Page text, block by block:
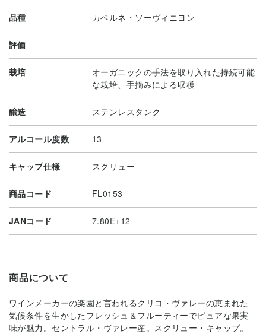
品種 カベルネ・ソーヴィニヨン
評価
栽培
オーガニックの手法を取り入れた持続可能
な栽培、手摘みによる収穫
醸造 ステンレスタンク
アルコール度数 13
キャップ仕様 スクリュー
商品コード FL0153
JANコード 7.80E+12
商品について
ワインメーカーの楽園と言われるクリコ・ヴァレーの恵まれた
気候条件を生かしたフレッシュ＆フルーティーでピュアな果実
味が魅力。セントラル・ヴァレー産。スクリュー・キャップ。